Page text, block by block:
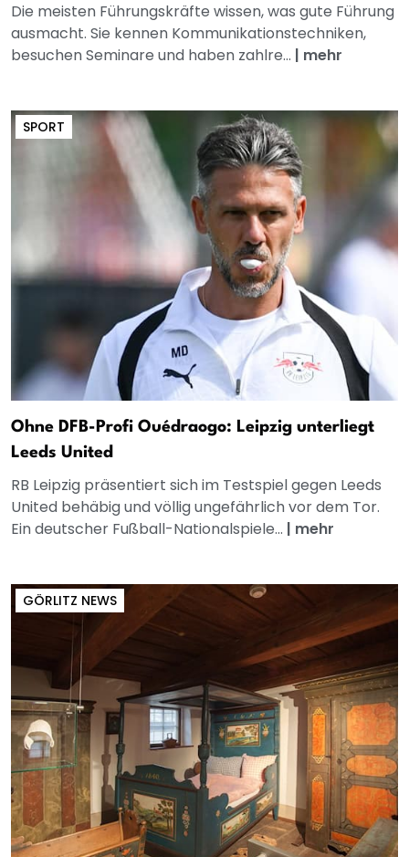
Die meisten Führungskräfte wissen, was gute Führung
ausmacht. Sie kennen Kommunikationstechniken,
besuchen Seminare und haben zahlre... | mehr
SPORT
Ohne DFB-Profi Ouédraogo: Leipzig unterliegt
Leeds United
RB Leipzig präsentiert sich im Testspiel gegen Leeds
United behäbig und völlig ungefährlich vor dem Tor.
Ein deutscher Fußball-Nationalspiele... | mehr
GÖRLITZ NEWS